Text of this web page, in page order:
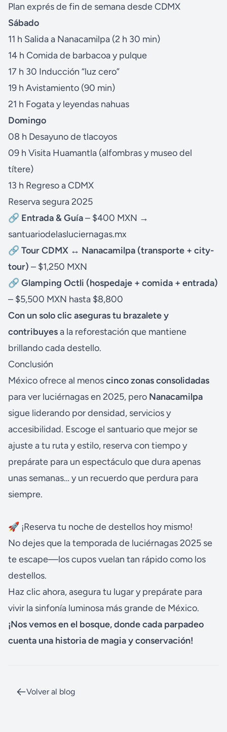
Plan exprés de fin de semana desde CDMX
Sábado
11 h Salida a Nanacamilpa (2 h 30 min)
14 h Comida de barbacoa y pulque
17 h 30 Inducción “luz cero”
19 h Avistamiento (90 min)
21 h Fogata y leyendas nahuas
Domingo
08 h Desayuno de tlacoyos
09 h Visita Huamantla (alfombras y museo del
títere)
13 h Regreso a CDMX
Reserva segura 2025
🔗 Entrada & Guía– $400 MXN →
santuariodelasluciernagas.mx
🔗 Tour CDMX ↔ Nanacamilpa (transporte + city-
tour) – $1,250 MXN
🔗 Glamping Octli (hospedaje + comida + entrada)
– $5,500 MXN hasta $8,800
Con un solo clic aseguras tu brazalete y
contribuyesa la reforestación que mantiene
brillando cada destello.
Conclusión
México ofrece al menoscinco zonas consolidadas
para ver luciérnagas en 2025, pero Nanacamilpa
sigue liderando por densidad, servicios y
accesibilidad. Escoge el santuario que mejor se
ajuste a tu ruta y estilo, reserva con tiempo y
prepárate para un espectáculo que dura apenas
unas semanas… y un recuerdo que perdura para
siempre.
🚀 ¡Reserva tu noche de destellos hoy mismo!
No dejes que la temporada de luciérnagas 2025 se
te escape—los cupos vuelan tan rápido como los
destellos.
Haz clic ahora, asegura tu lugar y prepárate para
vivir la sinfonía luminosa más grande de México.
¡Nos vemos en el bosque, donde cada parpadeo
cuenta una historia de magia y conservación!
Volver al blog